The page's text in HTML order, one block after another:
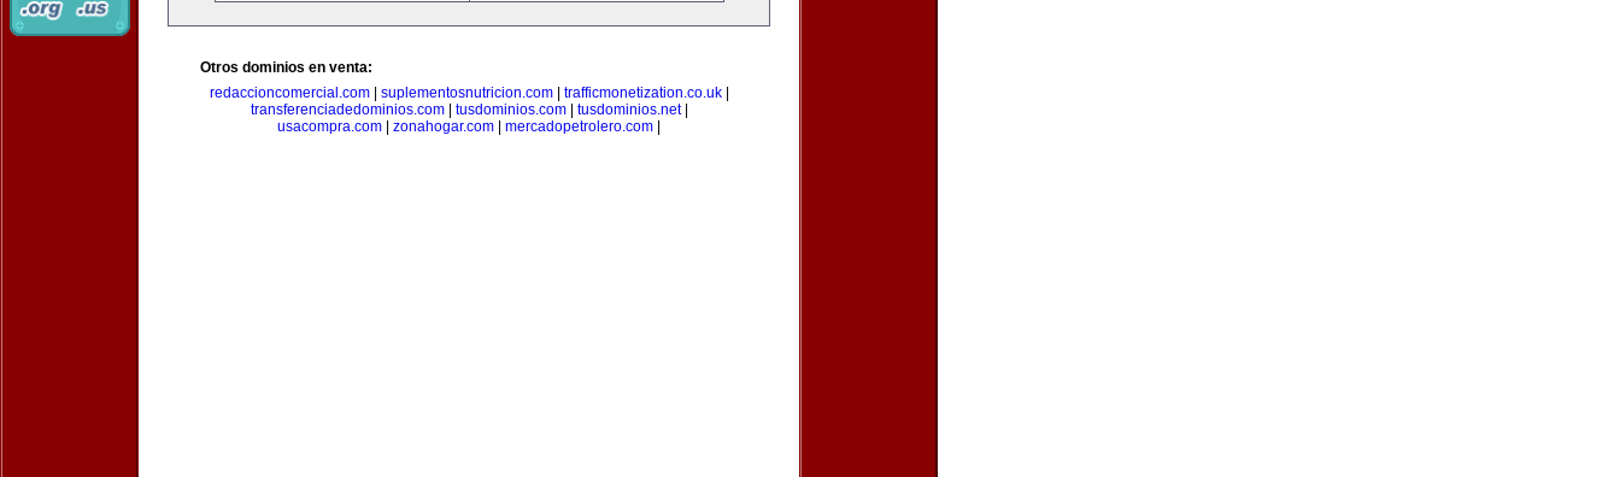
Otros dominios en venta:
redaccioncomercial.com| suplementosnutricion.com| trafficmonetization.co.uk|
transferenciadedominios.com| tusdominios.com| tusdominios.net|
usacompra.com
zonahogar.com mercadopetrolero.com